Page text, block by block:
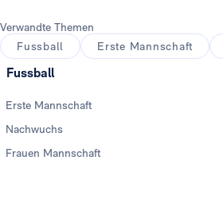
Verwandte Themen
Fussball
Erste Mannschaft
Fussball
Erste Mannschaft
Nachwuchs
Frauen Mannschaft